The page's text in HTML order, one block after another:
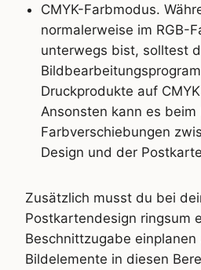
CMYK-Farbmodus.
normalerweise im RGB-
unterwegs bist, solltest
Druckprodukte auf
Ansonsten kann es
Farbverschiebungen
Design und der
Zusätzlich musst du bei
Postkartendesign ringsum
Beschnittzugabe einplanen
Bildelemente in diesen